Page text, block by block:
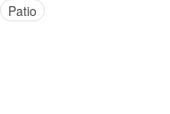
Patio